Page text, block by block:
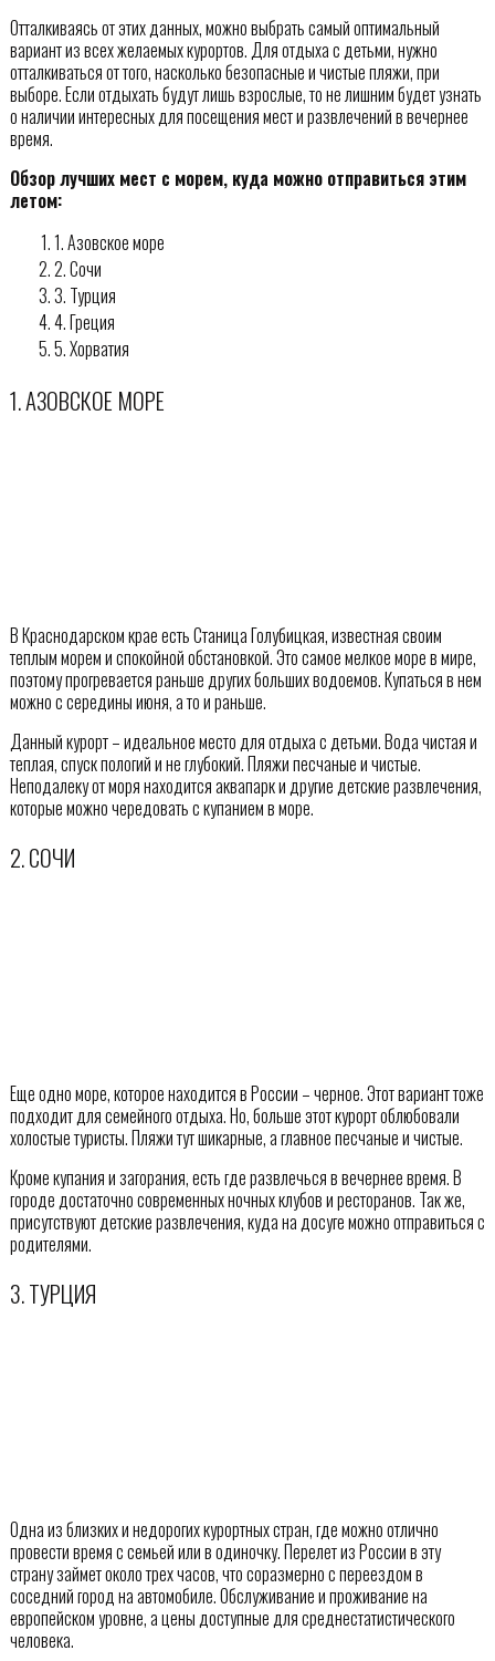
Отталкиваясь от этих данных, можно выбрать самый оптимальный
вариант из всех желаемых курортов. Для отдыха с детьми, нужно
отталкиваться от того, насколько безопасные и чистые пляжи, при
выборе. Если отдыхать будут лишь взрослые, то не лишним будет узнать
о наличии интересных для посещения мест и развлечений в вечернее
время.
Обзор лучших мест с морем, куда можно отправиться этим
летом:
1. Азовское море
2. Сочи
3. Турция
4. Греция
5. Хорватия
1. АЗОВСКОЕ МОРЕ
В Краснодарском крае есть Станица Голубицкая, известная своим
теплым морем и спокойной обстановкой. Это самое мелкое море в мире,
поэтому прогревается раньше других больших водоемов. Купаться в нем
можно с середины июня, а то и раньше.
Данный курорт – идеальное место для отдыха с детьми. Вода чистая и
теплая, спуск пологий и не глубокий. Пляжи песчаные и чистые.
Неподалеку от моря находится аквапарк и другие детские развлечения,
которые можно чередовать с купанием в море.
2. СОЧИ
Еще одно море, которое находится в России – черное. Этот вариант тоже
подходит для семейного отдыха. Но, больше этот курорт облюбовали
холостые туристы. Пляжи тут шикарные, а главное песчаные и чистые.
Кроме купания и загорания, есть где развлечься в вечернее время. В
городе достаточно современных ночных клубов и ресторанов. Так же,
присутствуют детские развлечения, куда на досуге можно отправиться с
родителями.
3. ТУРЦИЯ
Одна из близких и недорогих курортных стран, где можно отлично
провести время с семьей или в одиночку. Перелет из России в эту
страну займет около трех часов, что соразмерно с переездом в
соседний город на автомобиле. Обслуживание и проживание на
европейском уровне, а цены доступные для среднестатистического
человека.